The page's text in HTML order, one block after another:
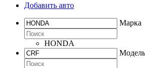
Добавить авто
Марка
HONDA
Модель